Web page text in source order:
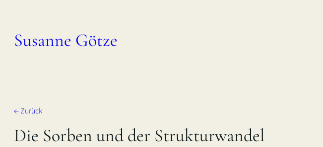
springen
Susanne Götze
← Zurück
Die Sorben und der Strukturwandel